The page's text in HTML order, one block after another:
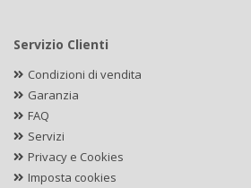
Servizio Clienti
Condizioni di vendita
Garanzia
FAQ
Servizi
Privacy e Cookies
Imposta cookies